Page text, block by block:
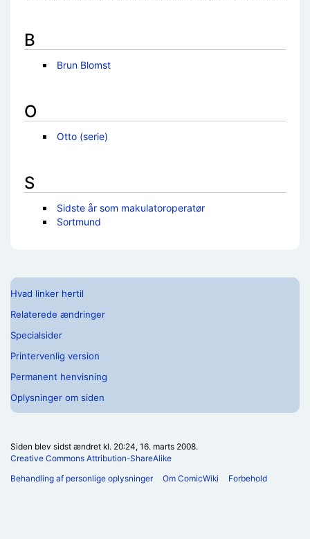
B
Brun Blomst
O
Otto (serie)
S
Sidste år som makulatoroperatør
Sortmund
Hvad linker hertil
Relaterede ændringer
Specialsider
Printervenlig version
Permanent henvisning
Oplysninger om siden
Siden blev sidst ændret kl. 20:24, 16. marts 2008.
Creative Commons Attribution-ShareAlike
Behandling af personlige oplysninger
Om ComicWiki Forbehold